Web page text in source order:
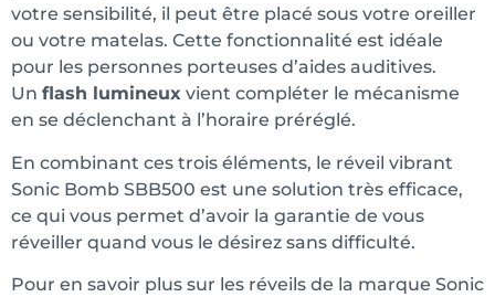
votre sensibilité, il peut être placé sous votre oreiller
ou votre matelas. Cette fonctionnalité est idéale
pour les personnes porteuses d’aides auditives.
Un flash lumineux vient compléter le mécanisme
en se déclenchant à l’horaire préréglé.
En combinant ces trois éléments, le réveil vibrant
Sonic Bomb SBB500 est une solution très efficace,
ce qui vous permet d’avoir la garantie de vous
réveiller quand vous le désirez sans difficulté.
Pour en savoir plus sur les réveils de la marque Sonic